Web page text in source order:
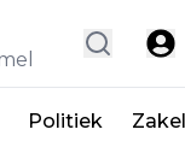
Politiek